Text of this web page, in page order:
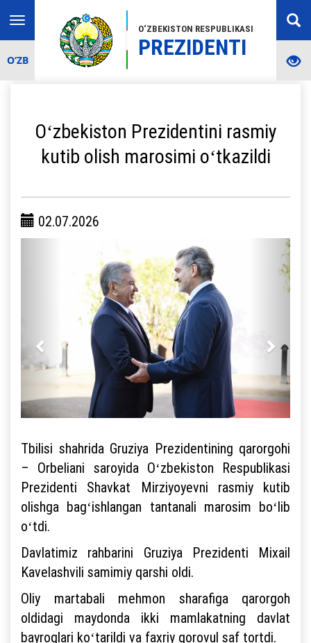
O‘ZBEKISTON RESPUBLIKASI
PREZIDENTI
Toggle
navigation
O‘ZB
Oʻzbekiston Prezidentini rasmiy
kutib olish marosimi oʻtkazildi
02.07.2026
Tbilisi shahrida Gruziya Prezidentining qarorgohi
– Orbeliani saroyida Oʻzbekiston Respublikasi
Prezidenti Shavkat Mirziyoyevni rasmiy kutib
olishga bagʻishlangan tantanali marosim boʻlib
oʻtdi.
Davlatimiz rahbarini Gruziya Prezidenti Mixail
Kavelashvili samimiy qarshi oldi.
Oliy martabali mehmon sharafiga qarorgoh
oldidagi maydonda ikki mamlakatning davlat
bayroqlari koʻtarildi va faxriy qorovul saf tortdi.